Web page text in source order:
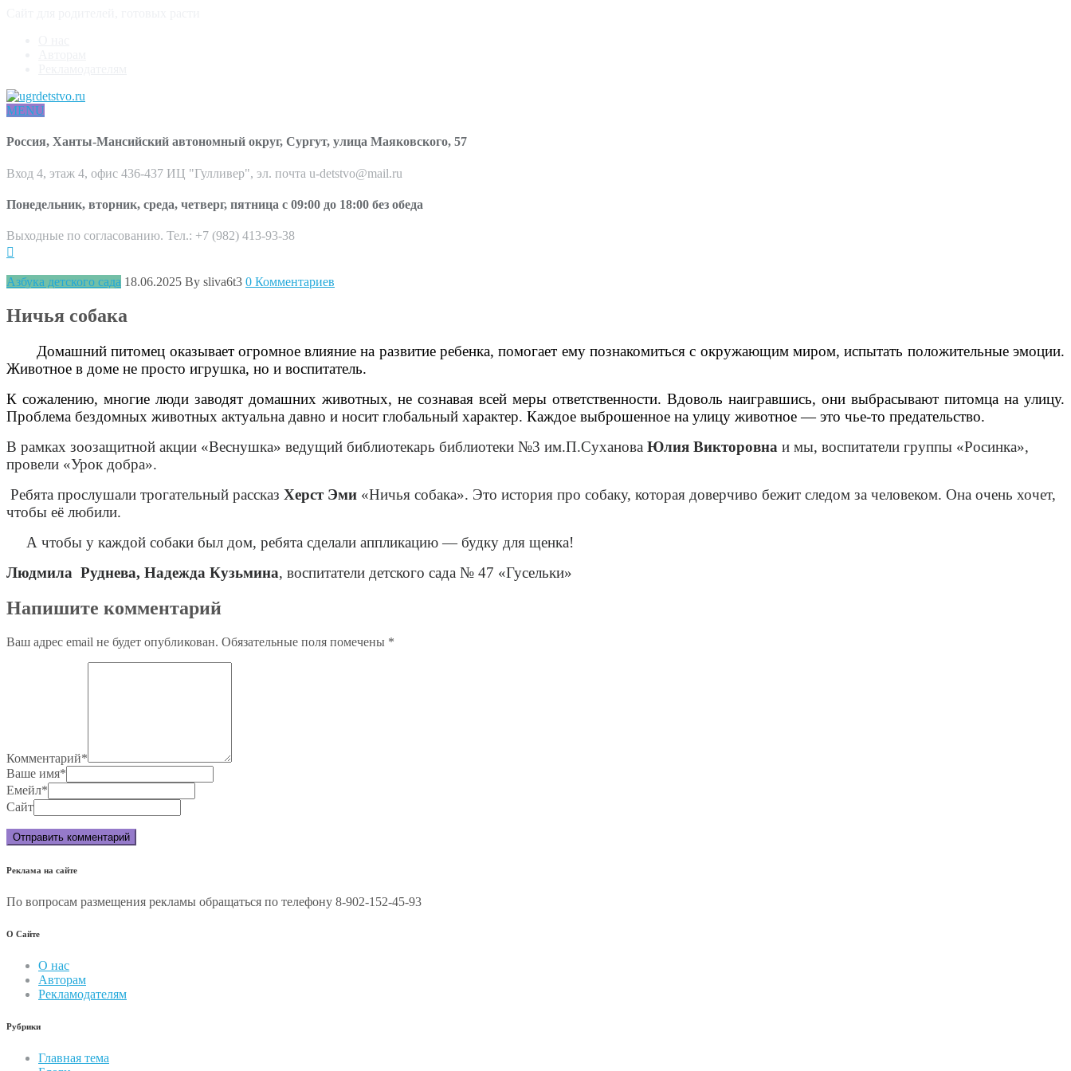
MENU
Россия, Ханты-Мансийский автономный округ, Сургут, улица Маяковского, 57
Вход 4, этаж 4, офис 436-437 ИЦ "Гулливер", эл. почта u-detstvo@mail.ru
Понедельник, вторник, среда, четверг, пятница с 09:00 до 18:00 без обеда
Выходные по согласованию. Тел.: +7 (982) 413-93-38
Азбука детского сада 18.06.2025 By sliva6t3 0 Комментариев
Ничья собака
Домашний питомец оказывает огромное влияние на развитие ребенка, помогает ему познакомиться с окружающим миром, испытать положительные эмоции.
Животное в доме не просто игрушка, но и воспитатель.
К сожалению, многие люди заводят домашних животных, не сознавая всей меры ответственности. Вдоволь наигравшись, они выбрасывают питомца на улицу.
Проблема бездомных животных актуальна давно и носит глобальный характер. Каждое выброшенное на улицу животное — это чье-то предательство.
В рамках зоозащитной акции «Веснушка» ведущий библиотекарь библиотеки №3 им.П.Суханова Юлия Викторовна и мы, воспитатели группы «Росинка»,
провели «Урок добра».
Ребята прослушали трогательный рассказ Херст Эми «Ничья собака». Это история про собаку, которая доверчиво бежит следом за человеком. Она очень хочет,
чтобы её любили.
А чтобы у каждой собаки был дом, ребята сделали аппликацию — будку для щенка!
Людмила Руднева, Надежда Кузьмина, воспитатели детского сада № 47 «Гусельки»
Напишите комментарий
Ваш адрес email не будет опубликован. Обязательные поля помечены *
Комментарий*
Ваше имя*
Емейл*
Сайт
Реклама на сайте
По вопросам размещения рекламы обращаться по телефону 8-902-152-45-93
О Сайте
О нас
Авторам
Рекламодателям
Рубрики
Главная тема